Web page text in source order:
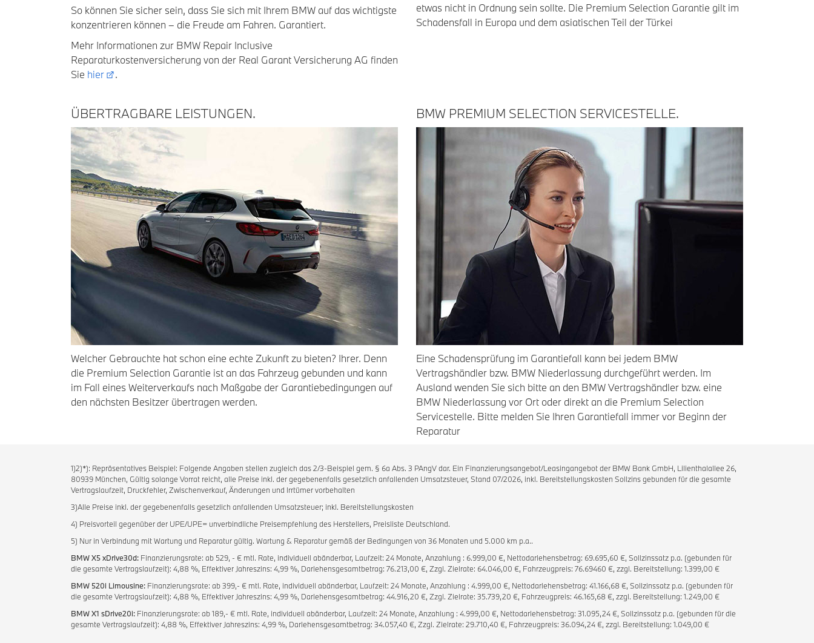
So können Sie sicher sein, dass Sie sich mit Ihrem BMW auf das wichtigste
konzentrieren können – die Freude am Fahren. Garantiert.
Mehr Informationen zur BMW Repair Inclusive
Reparaturkostenversicherung von der Real Garant Versicherung AG finden
Sie hier .
etwas nicht in Ordnung sein sollte. Die Premium Selection Garantie gilt im
Schadensfall in Europa und dem asiatischen Teil der Türkei
ÜBERTRAGBARE LEISTUNGEN.
Welcher Gebrauchte hat schon eine echte Zukunft zu bieten? Ihrer. Denn
die Premium Selection Garantie ist an das Fahrzeug gebunden und kann
im Fall eines Weiterverkaufs nach Maßgabe der Garantiebedingungen auf
den nächsten Besitzer übertragen werden.
BMW PREMIUM SELECTION SERVICESTELLE.
Eine Schadensprüfung im Garantiefall kann bei jedem BMW
Vertragshändler bzw. BMW Niederlassung durchgeführt werden. Im
Ausland wenden Sie sich bitte an den BMW Vertragshändler bzw. eine
BMW Niederlassung vor Ort oder direkt an die Premium Selection
Servicestelle. Bitte melden Sie Ihren Garantiefall immer vor Beginn der
Reparatur
1)2)*): Repräsentatives Beispiel: Folgende Angaben stellen zugleich das 2/3-Beispiel gem. § 6a Abs. 3 PAngV dar. Ein Finanzierungsangebot/Leasingangebot der BMW Bank GmbH, Lilienthalallee 26,
80939 München, Gültig solange Vorrat reicht, alle Preise inkl. der gegebenenfalls gesetzlich anfallenden Umsatzsteuer, Stand 07/2026, inkl. Bereitstellungskosten Sollzins gebunden für die gesamte
Vertragslaufzeit, Druckfehler, Zwischenverkauf, Änderungen und Irrtümer vorbehalten
3)Alle Preise inkl. der gegebenenfalls gesetzlich anfallenden Umsatzsteuer; inkl. Bereitstellungskosten
4) Preisvorteil gegenüber der UPE/UPE= unverbindliche Preisempfehlung des Herstellers, Preisliste Deutschland.
5) Nur in Verbindung mit Wartung und Reparatur gültig. Wartung & Reparatur gemäß der Bedingungen von 36 Monaten und 5.000 km p.a..
BMW X5 xDrive30d: Finanzierungsrate: ab 529, - € mtl. Rate, individuell abänderbar, Laufzeit: 24 Monate, Anzahlung : 6.999,00 €, Nettodarlehensbetrag: 69.695,60 €, Sollzinssatz p.a. (gebunden für
die gesamte Vertragslaufzeit): 4,88 %, Effektiver Jahreszins: 4,99 %, Darlehensgesamtbetrag: 76.213,00 €, Zzgl. Zielrate: 64.046,00 €, Fahrzeugpreis: 76.69460 €, zzgl. Bereitstellung: 1.399,00 €
BMW 520i Limousine: Finanzierungsrate: ab 399,- € mtl. Rate, individuell abänderbar, Laufzeit: 24 Monate, Anzahlung : 4.999,00 €, Nettodarlehensbetrag: 41.166,68 €, Sollzinssatz p.a. (gebunden für
die gesamte Vertragslaufzeit): 4,88 %, Effektiver Jahreszins: 4,99 %, Darlehensgesamtbetrag: 44.916,20 €, Zzgl. Zielrate: 35.739,20 €, Fahrzeugpreis: 46.165,68 €, zzgl. Bereitstellung: 1.249,00 €
BMW X1 sDrive20i: Finanzierungsrate: ab 189,- € mtl. Rate, individuell abänderbar, Laufzeit: 24 Monate, Anzahlung : 4.999,00 €, Nettodarlehensbetrag: 31.095,24 €, Sollzinssatz p.a. (gebunden für die
gesamte Vertragslaufzeit): 4,88 %, Effektiver Jahreszins: 4,99 %, Darlehensgesamtbetrag: 34.057,40 €, Zzgl. Zielrate: 29.710,40 €, Fahrzeugpreis: 36.094,24 €, zzgl. Bereitstellung: 1.049,00 €